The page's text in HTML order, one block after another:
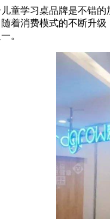
童学习桌品牌是不错
着消费模式的不断升
。